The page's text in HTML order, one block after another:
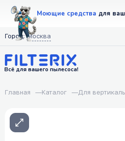
Моющие средства для
Город: Москва
Всё для вашего пылесоса!
Главная —Каталог —Для